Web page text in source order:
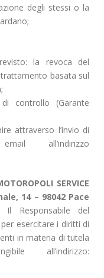
degli stessi o la
la revoca del
basata sul
controllo (Garante
attraverso l’invio di
all’indirizzo
SERVICE
14 – 98042 Pace
Il Responsabile del
esercitare i diritti di
in materia di tutela
all’indirizzo: